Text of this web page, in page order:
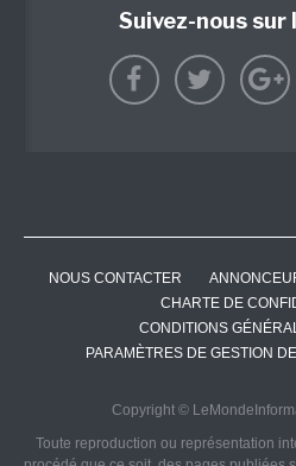
Suivez-nous sur
NOUS CONTACTER
CHARTE DE
CONDITIONS
PARAMÈTRES DE GESTION
Copyright ©
Toute reproduction ou représentation